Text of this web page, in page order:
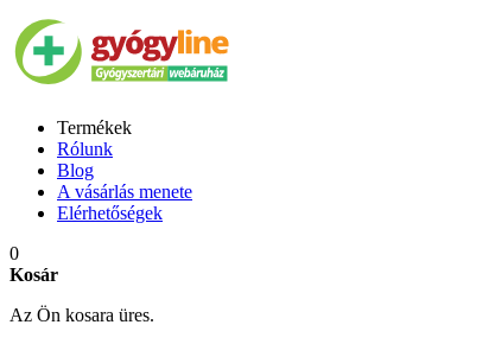
Termékek
Rólunk
Blog
A vásárlás menete
Elérhetőségek
0
Kosár
Az Ön kosara üres.